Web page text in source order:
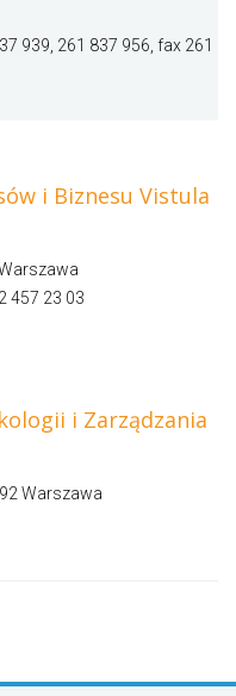
939, 261 837 956, fax 261
i Biznesu Vistula
457 23 03
i Zarządzania
Warszawa